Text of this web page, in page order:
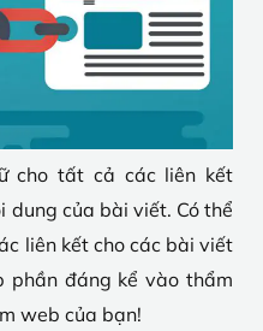
cho tất cả các liên kết
dung của bài viết. Có thể
liên kết cho các bài viết
phần đáng kể vào thẩm
web của bạn!